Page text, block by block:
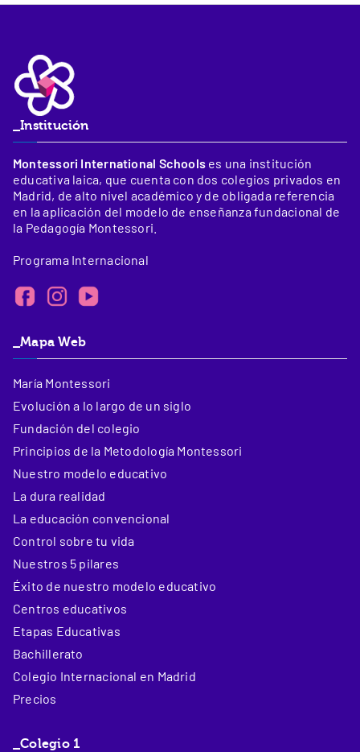
_Institución
Montessori International Schools es una institución
educativa laica, que cuenta con dos colegios privados en
Madrid, de alto nivel académico y de obligada referencia
en la aplicación del modelo de enseñanza fundacional de
la Pedagogía Montessori.
Programa Internacional
_Mapa Web
María Montessori
Evolución a lo largo de un siglo
Fundación del colegio
Principios de la Metodología Montessori
Nuestro modelo educativo
La dura realidad
La educación convencional
Control sobre tu vida
Nuestros 5 pilares
Éxito de nuestro modelo educativo
Centros educativos
Etapas Educativas
Bachillerato
Colegio Internacional en Madrid
Precios
_Colegio 1